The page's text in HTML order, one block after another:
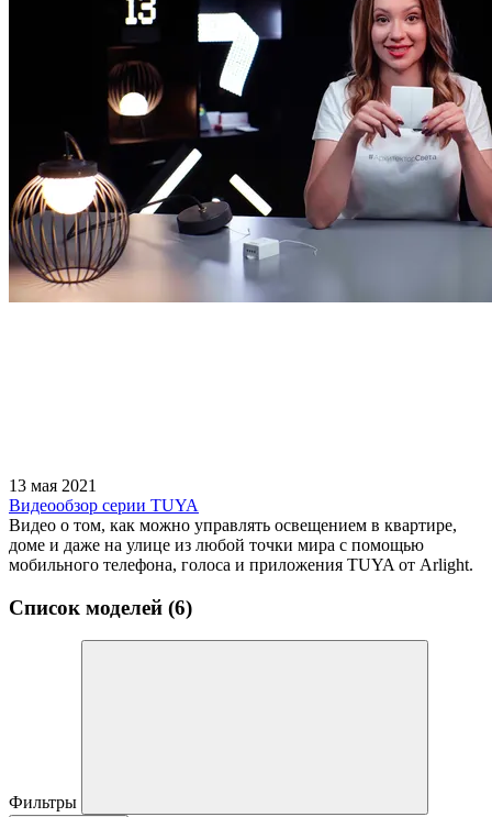
13 мая 2021
Видеообзор серии TUYA
Видео о том, как можно управлять освещением в квартире,
доме и даже на улице из любой точки мира с помощью
мобильного телефона, голоса и приложения TUYA от Arlight.
Список моделей (6)
Фильтры